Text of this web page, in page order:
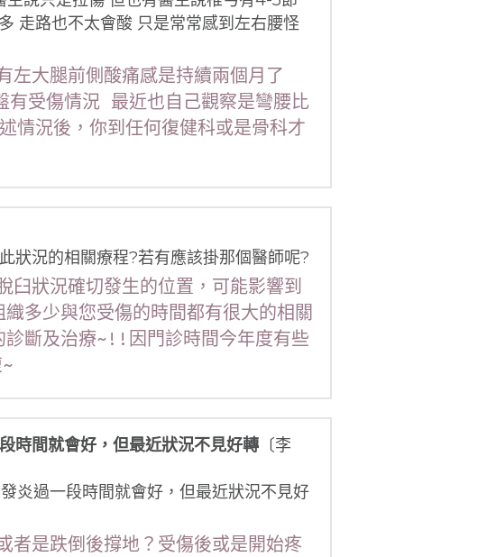
走路也不太會酸 只是常常感到左右腰怪
大腿前側酸痛感是持續兩個月了
有受傷情況 最近也自己觀察是彎腰比
情況後，你到任何復健科或是骨科才
狀況的相關療程?若有應該掛那個醫師呢?
狀況確切發生的位置，可能影響到
多少與您受傷的時間都有很大的相關
診斷及治療~!!因門診時間今年度有些
時間就會好，但最近狀況不見好轉 〔李
炎過一段時間就會好，但最近狀況不見好
是跌倒後撐地？受傷後或是開始疼